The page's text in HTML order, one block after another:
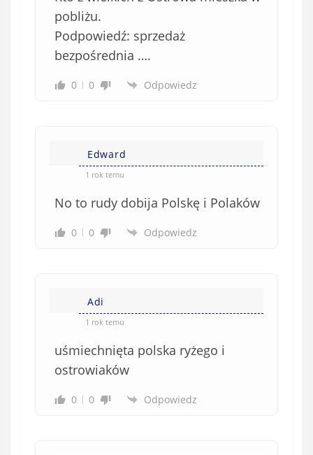
pobliżu.
Podpowiedź: sprzedaż
bezpośrednia ….
0 0 Odpowiedz
Edward
1 rok temu
No to rudy dobija Polskę i Polaków
0 0 Odpowiedz
Adi
1 rok temu
uśmiechnięta polska ryżego i
ostrowiaków
0 0 Odpowiedz